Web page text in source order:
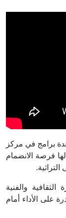
في عدة برامج في مركز
فرصة الانضمام
والفنية
على الأداء أمام